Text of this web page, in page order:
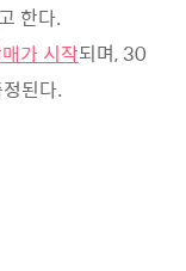
한다.
가 시작되며, 30
된다.